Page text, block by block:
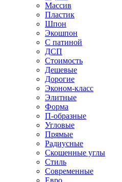
Массив
Пластик
Шпон
Экошпон
С патиной
ДСП
Стоимость
Дешевые
Дорогие
Эконом-класс
Элитные
Форма
П-образные
Угловые
Прямые
Радиусные
Скошенные углы
Стиль
Современные
Евро